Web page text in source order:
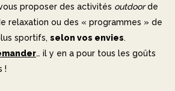
proposer des activités outdoorde
relaxation ou des « programmes » de
sportifs, selon vos envies.
… il y en a pour tous les goûts
!